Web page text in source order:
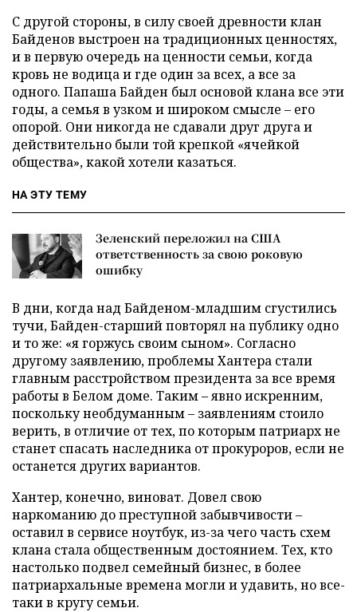
С другой стороны, в силу своей древности клан
Байденов выстроен на традиционных ценностях,
и в первую очередь на ценности семьи, когда
кровь не водица и где один за всех, а все за
одного. Папаша Байден был основой клана все эти
годы, а семья в узком и широком смысле – его
опорой. Они никогда не сдавали друг друга и
действительно были той крепкой «ячейкой
общества», какой хотели казаться.
НА ЭТУ ТЕМУ
Зеленский переложил на США
ответственность за свою роковую
ошибку
В дни, когда над Байденом-младшим сгустились
тучи, Байден-старший повторял на публику одно
и то же: «я горжусь своим сыном». Согласно
другому заявлению, проблемы Хантера стали
главным расстройством президента за все время
работы в Белом доме. Таким – явно искренним,
поскольку необдуманным – заявлениям стоило
верить, в отличие от тех, по которым патриарх не
станет спасать наследника от прокуроров, если не
останется других вариантов.
Хантер, конечно, виноват. Довел свою
наркоманию до преступной забывчивости –
оставил в сервисе ноутбук, из-за чего часть схем
клана стала общественным достоянием. Тех, кто
настолько подвел семейный бизнес, в более
патриархальные времена могли и удавить, но все-
таки в кругу семьи.